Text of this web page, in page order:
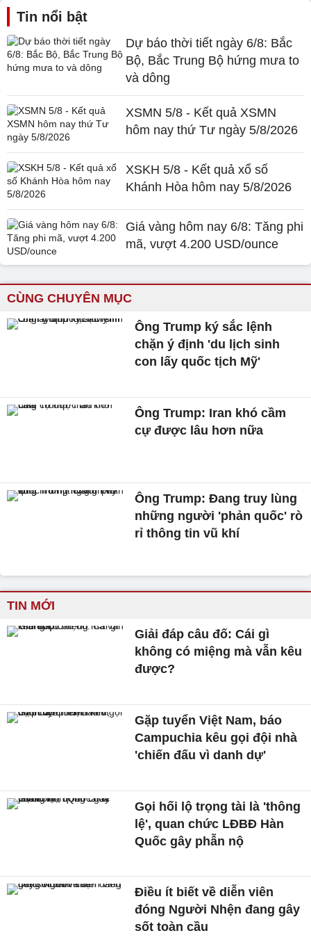
Tin nổi bật
Dự báo thời tiết ngày 6/8: Bắc
Bộ, Bắc Trung Bộ hứng mưa to
và dông
XSMN 5/8 - Kết quả XSMN
hôm nay thứ Tư ngày 5/8/2026
XSKH 5/8 - Kết quả xổ số
Khánh Hòa hôm nay 5/8/2026
Giá vàng hôm nay 6/8: Tăng phi
mã, vượt 4.200 USD/ounce
CÙNG CHUYÊN MỤC
Ông Trump ký sắc lệnh
chặn ý định 'du lịch sinh
con lấy quốc tịch Mỹ'
Ông Trump: Iran khó cầm
cự được lâu hơn nữa
Ông Trump: Đang truy lùng
những người 'phản quốc' rò
rỉ thông tin vũ khí
TIN MỚI
Giải đáp câu đố: Cái gì
không có miệng mà vẫn kêu
được?
Gặp tuyển Việt Nam, báo
Campuchia kêu gọi đội nhà
'chiến đấu vì danh dự'
Gọi hối lộ trọng tài là 'thông
lệ', quan chức LĐBĐ Hàn
Quốc gây phẫn nộ
Điều ít biết về diễn viên
đóng Người Nhện đang gây
sốt toàn cầu